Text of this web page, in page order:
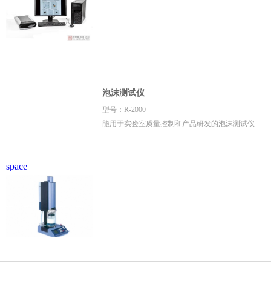
space
泡沫测试仪
型号：R-2000
能用于实验室质量控制和产品研发的泡沫测试仪